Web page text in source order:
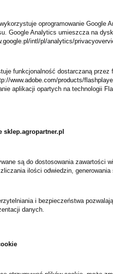
oprogramowanie Google
Google Analytics umieszcza na
intl/pl/analytics/
funkcjonalność dostarczaną
www.adobe.com/products/
aplikacji opartych na technologii
sklep.agropartner.pl
są do dostosowania zawartości
ilości odwiedzin,
i bezpieczeństwa
danych.